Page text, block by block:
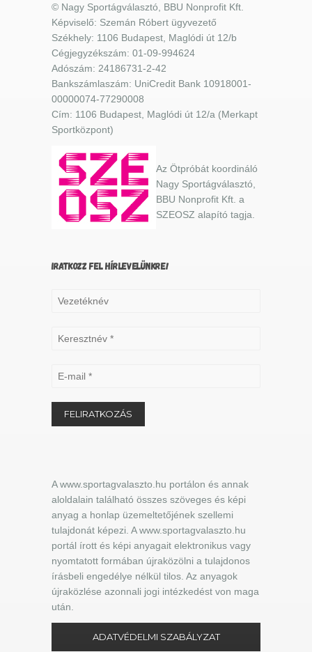
© Nagy Sportágválasztó, BBU Nonprofit Kft.
Képviselő: Szemán Róbert ügyvezető
Székhely: 1106 Budapest, Maglódi út 12/b
Cégjegyzékszám: 01-09-994624
Adószám: 24186731-2-42
Bankszámlaszám: UniCredit Bank 10918001-
00000074-77290008
Cím: 1106 Budapest, Maglódi út 12/a (Merkapt
Sportközpont)
Az Ötpróbát koordináló
Nagy Sportágválasztó,
BBU Nonprofit Kft. a
SZEOSZ alapító tagja.
IRATKOZZ FEL HÍRLEVELÜNKRE!
A www.sportagvalaszto.hu portálon és annak
aloldalain található összes szöveges és képi
anyag a honlap üzemeltetőjének szellemi
tulajdonát képezi. A www.sportagvalaszto.hu
portál írott és képi anyagait elektronikus vagy
nyomtatott formában újraközölni a tulajdonos
írásbeli engedélye nélkül tilos. Az anyagok
újraközlése azonnali jogi intézkedést von maga
után.
ADATVÉDELMI SZABÁLYZAT